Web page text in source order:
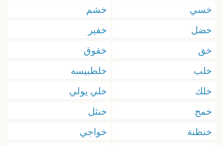
خسي
خشم
خضل
خفير
خق
خقوق
خلب
خلطبيسه
خلك
خلي يولي
خمج
خنثل
خنظنة
خواجي